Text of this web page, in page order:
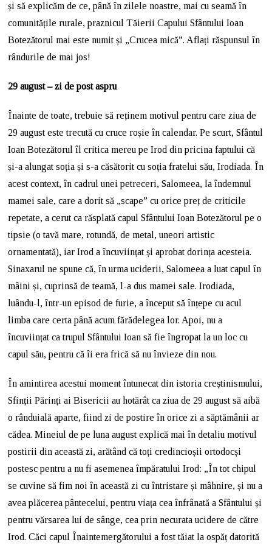
și să explicăm de ce, până în zilele noastre, mai cu seamă în
comunitățile rurale, praznicul Tăierii Capului Sfântului Ioan
Botezătorul mai este numit și „Crucea mică”. Aflați răspunsul în
rândurile de mai jos!
29 august – zi de post aspru
Înainte de toate, trebuie să reținem motivul pentru care ziua de
29 august este trecută cu cruce roșie în calendar. Pe scurt, Sfântul
Ioan Botezătorul îl critica mereu pe Irod din pricina faptului că
și-a alungat soția și s-a căsătorit cu soția fratelui său, Irodiada. În
acest context, în cadrul unei petreceri, Salomeea, la îndemnul
mamei sale, care a dorit să „scape” cu orice preț de criticile
repetate, a cerut ca răsplată capul Sfântului Ioan Botezătorul pe o
tipsie (o tavă mare, rotundă, de metal, uneori artistic
ornamentată), iar Irod a încuviințat și aprobat dorința acesteia.
Sinaxarul ne spune că, în urma uciderii, Salomeea a luat capul în
mâini și, cuprinsă de teamă, l-a dus mamei sale. Irodiada,
luându-l, într-un episod de furie, a început să înțepe cu acul
limba care certa până acum fărădelegea lor. Apoi, nu a
încuviințat ca trupul Sfântului Ioan să fie îngropat la un loc cu
capul său, pentru că îi era frică să nu învieze din nou.
În amintirea acestui moment întunecat din istoria creștinismului,
Sfinții Părinți ai Bisericii au hotărât ca ziua de 29 august să aibă
o rânduială aparte, fiind zi de postire în orice zi a săptămânii ar
cădea. Mineiul de pe luna august explică mai în detaliu motivul
postirii din această zi, arătând că toți credincioșii ortodocși
postesc pentru a nu fi asemenea împăratului Irod: „În tot chipul
se cuvine să fim noi în această zi cu întristare și mâhnire, și nu a
avea plăcerea pântecelui, pentru viața cea înfrânată a Sfântului și
pentru vărsarea lui de sânge, cea prin necurata ucidere de către
Irod. Căci capul Înaintemergătorului a fost tăiat la ospăț datorită